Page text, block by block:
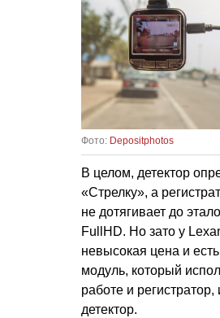
Фото: Depositphotos
В целом, детектор
«Стрелку», а
не дотягивает до
FullHD. Но зато у
невысокая цена и
модуль, который
работе и регистратор,
детектор.